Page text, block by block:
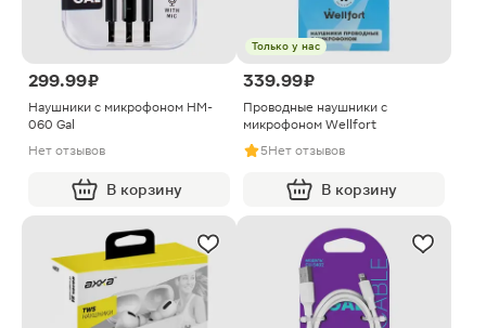
299.99 ₽
Наушники с микрофоном HM-
060 Gal
Нет отзывов
В корзину
Только у нас
339.99 ₽
Проводные наушники с
микрофоном Wellfort
5Нет отзывов
В корзину